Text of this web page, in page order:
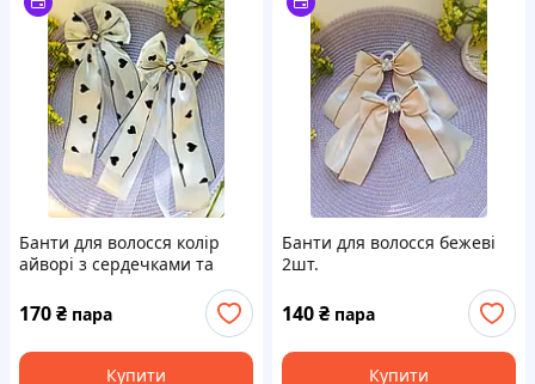
Банти для волосся колір
айворі з сердечками та
170₴ пара
Купити
Банти для волосся бежеві
2шт.
140₴ пара
Купити